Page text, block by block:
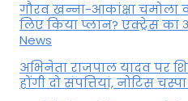
गौरव खन्ना-आकांक्षा चमोला
लिए किया प्लान? एक्ट्रेस का
News
अभिनेता राजपाल यादव पर
होंगी दो संपत्तियां, नोटिस